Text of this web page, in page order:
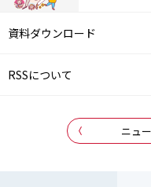
資料ダウンロード
RSSについて
ニュ